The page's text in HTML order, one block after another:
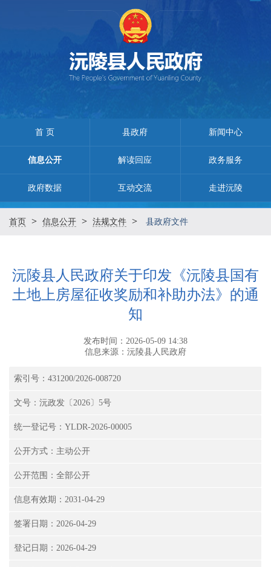
首 页 县政府 新闻中心
信息公开 解读回应 政务服务
政府数据 互动交流 走进沅陵
首页 > 信息公开 > 法规文件 > 县政府文件
沅陵县人民政府关于印发《沅陵县国有
土地上房屋征收奖励和补助办法》的通
知
发布时间：2026-05-09 14:38
信息来源：沅陵县人民政府
索引号：431200/2026-008720
文号：沅政发〔2026〕5号
统一登记号：YLDR-2026-00005
公开方式：主动公开
公开范围：全部公开
信息有效期：2031-04-29
签署日期：2026-04-29
登记日期：2026-04-29